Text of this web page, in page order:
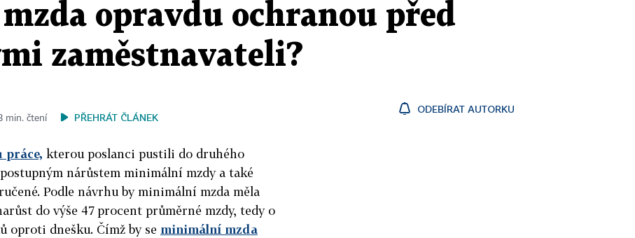
opravdu ochranou před
zaměstnavateli?
min. čtení
PŘEHRÁT ČLÁNEK
ODEBÍRAT AUTORKU
práce, kterou poslanci pustili do druhého
nárůstem minimální mzdy a také
Podle návrhu by minimální mzda měla
do výše 47 procent průměrné mzdy, tedy o
oproti dnešku. Čímž by se minimální mzda